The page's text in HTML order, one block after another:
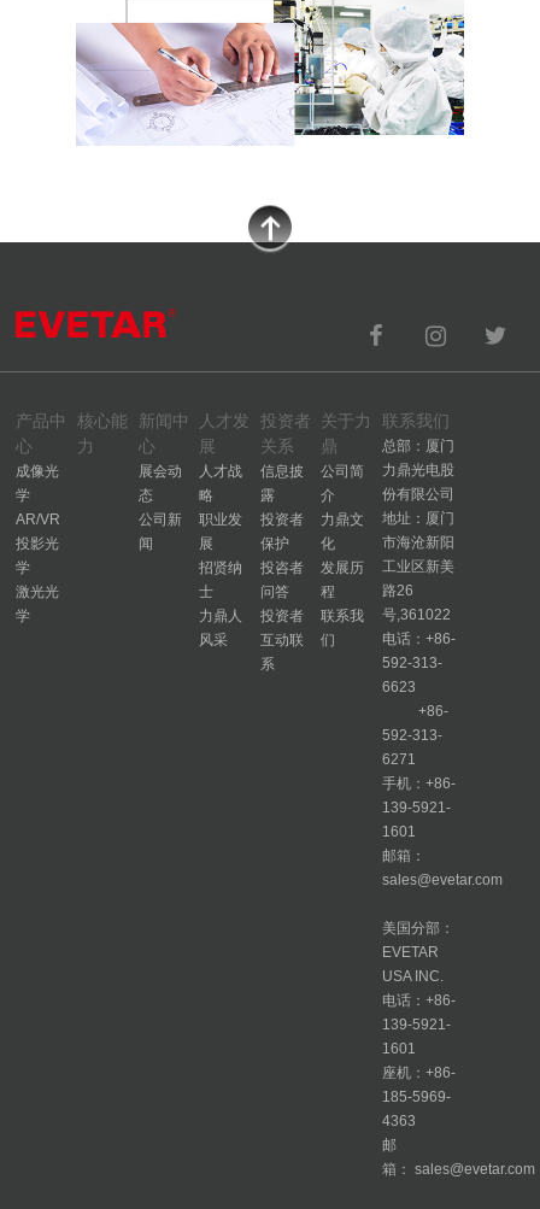
产品中
心
成像光
学
AR/VR
投影光
学
激光光
学
核心能
力
新闻中
心
展会动
态
公司新
闻
人才发
展
人才战
略
职业发
展
招贤纳
士
力鼎人
风采
投资者
关系
信息披
露
投资者
保护
投咨者
问答
投资者
互动联
系
关于力
鼎
公司简
介
力鼎文
化
发展历
程
联系我
们
联系我们
总部：厦门
力鼎光电股
份有限公司
地址：厦门
市海沧新阳
工业区新美
路26
号,361022
电话：+86-
592-313-
6623
+86-
592-313-
6271
手机：+86-
139-5921-
1601
邮箱：
sales@evetar.com
美国分部：
EVETAR
USA INC.
电话：+86-
139-5921-
1601
座机：+86-
185-5969-
4363
邮
箱： sales@evetar.com